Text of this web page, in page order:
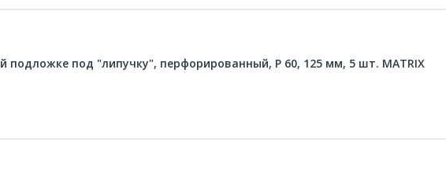
подложке под "липучку", перфорированный, P 60, 125 мм, 5 шт. MATRIX